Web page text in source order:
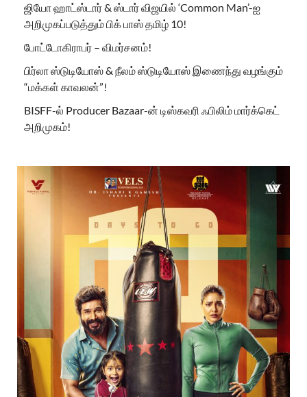
ஜியோ ஹாட்ஸ்டார் & ஸ்டார் விஜயில் ‘Common Man’-ஐ
அறிமுகப்படுத்தும் பிக் பாஸ் தமிழ் 10!
போட்டோகிராபர் – விமர்சனம்!
பிர்லா ஸ்டுடியோஸ் & நீலம் ஸ்டுடியோஸ் இணைந்து வழங்கும்
“மக்கள் காவலன்”!
BISFF-ல் Producer Bazaar-ன் டிஸ்கவரி ஃபிலிம் மார்க்கெட்
அறிமுகம்!